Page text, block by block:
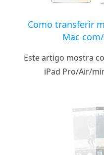
Como transferir
Mac
Este artigo mostra
iPad Pro/Air/